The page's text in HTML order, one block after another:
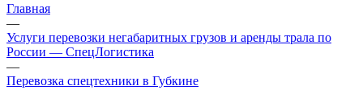
Главная
—
Услуги перевозки негабаритных грузов и аренды трала по
России — СпецЛогистика
—
Перевозка спецтехники в Губкине